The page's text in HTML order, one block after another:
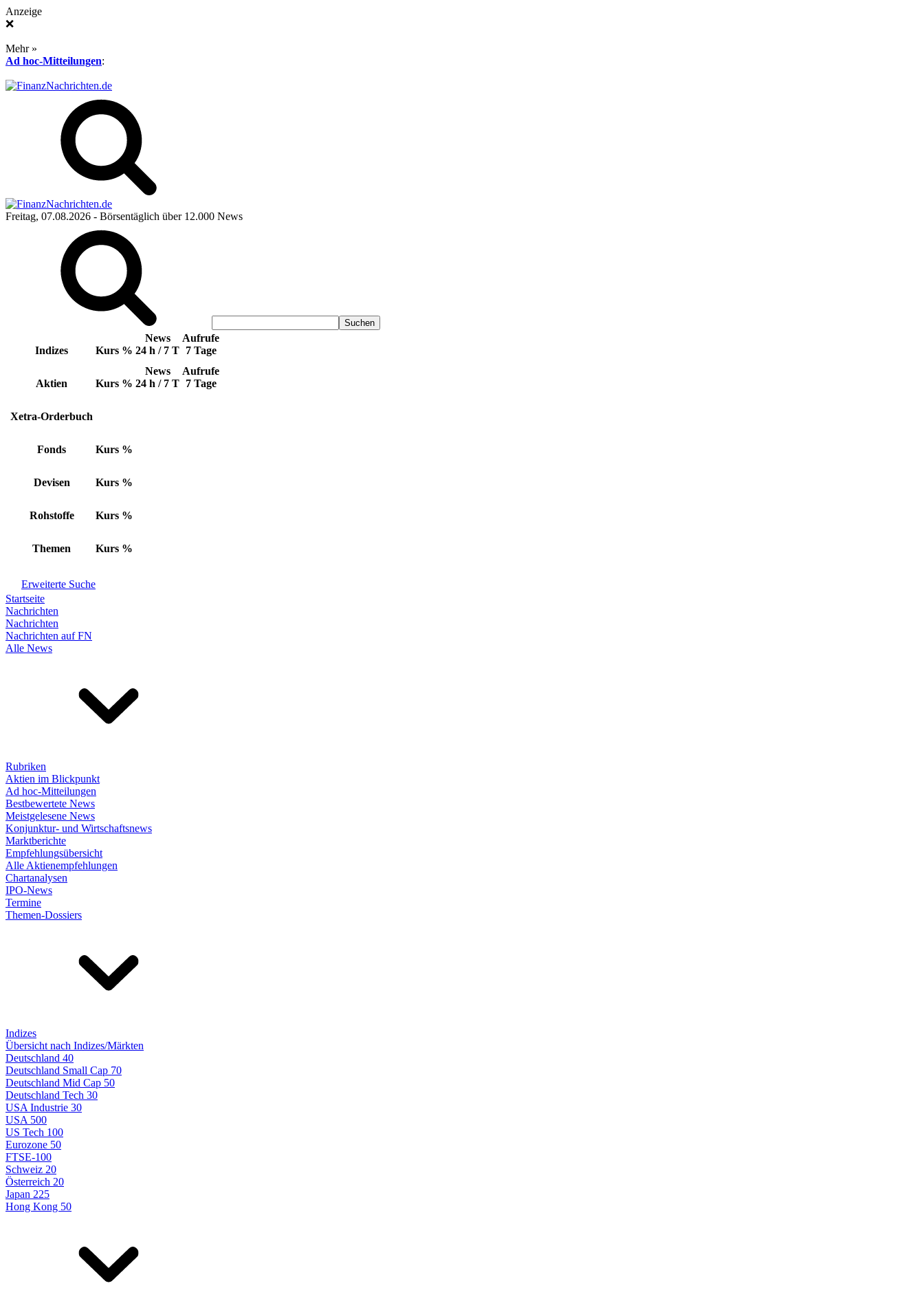
Anzeige
❌
Mehr »
Ad hoc-Mitteilungen:
Freitag, 07.08.2026 - Börsentäglich über 12.000 News
Indizes Kurs %
News
24 h / 7 T
Aufrufe
7 Tage
Aktien Kurs %
News
24 h / 7 T
Aufrufe
7 Tage
Xetra-Orderbuch
Fonds Kurs %
Devisen Kurs %
Rohstoffe Kurs %
Themen Kurs %
Erweiterte Suche
Startseite
Nachrichten
Nachrichten
Nachrichten auf FN
Alle News
Rubriken
Aktien im Blickpunkt
Ad hoc-Mitteilungen
Bestbewertete News
Meistgelesene News
Konjunktur- und Wirtschaftsnews
Marktberichte
Empfehlungsübersicht
Alle Aktienempfehlungen
Chartanalysen
IPO-News
Termine
Themen-Dossiers
Indizes
Übersicht nach Indizes/Märkten
Deutschland 40
Deutschland Small Cap 70
Deutschland Mid Cap 50
Deutschland Tech 30
USA Industrie 30
USA 500
US Tech 100
Eurozone 50
FTSE-100
Schweiz 20
Österreich 20
Japan 225
Hong Kong 50